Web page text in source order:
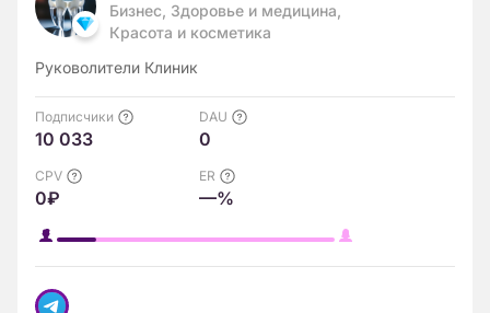
Бизнес, Здоровье и медицина,
Красота и косметика
Руковолители Клиник
Подписчики
10 033
DAU
0
CPV
0₽
ER
—%